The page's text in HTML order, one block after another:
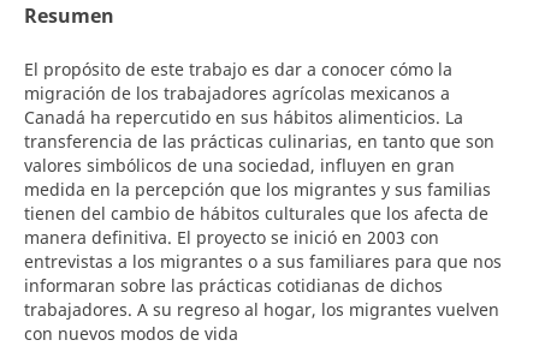
Resumen
El propósito de este trabajo es dar a conocer cómo la
migración de los trabajadores agrícolas mexicanos a
Canadá ha repercutido en sus hábitos alimenticios. La
transferencia de las prácticas culinarias, en tanto que son
valores simbólicos de una sociedad, influyen en gran
medida en la percepción que los migrantes y sus familias
tienen del cambio de hábitos culturales que los afecta de
manera definitiva. El proyecto se inició en 2003 con
entrevistas a los migrantes o a sus familiares para que nos
informaran sobre las prácticas cotidianas de dichos
trabajadores. A su regreso al hogar, los migrantes vuelven
con nuevos modos de vida